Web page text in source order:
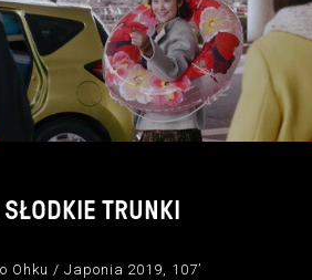
SŁODKIE TRUNKI
Ohku / Japonia 2019, 107’